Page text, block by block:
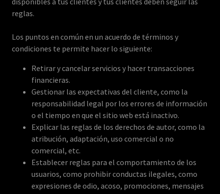
reglas.
Los puntos en común en un acuerdo de términos y
condiciones te permite hacer lo siguiente:
Retirar y cancelar servicios y hacer transacciones
financieras.
Gestionar las expectativas del cliente, como la
responsabilidad legal por los errores de información
o el tiempo en que el sitio web está inactivo.
Explicar las reglas de los derechos de autor, como la
atribución, adaptación, uso comercial o no
comercial, etc.
Establecer reglas para el comportamiento de los
usuarios, como prohibir conductas ilegales, como
expresiones de odio, acoso, promociones, mensajes